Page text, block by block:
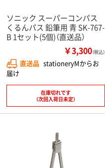
ソニック スーパーコンパス
くるんパス 鉛筆用 青 SK-767-
B 1セット(5個)（直送品）
￥3,300（税込）
直送品 stationeryMからお
届け
在庫切れです
（次回入荷日未定）